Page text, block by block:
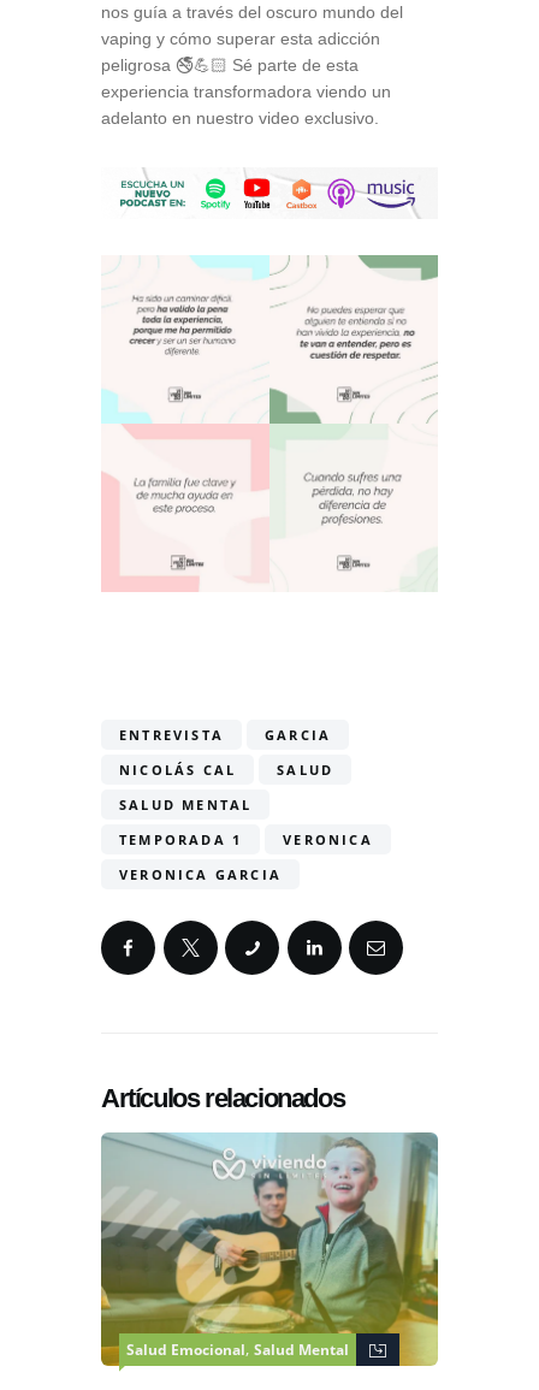
nos guía a través del oscuro mundo del
vaping y cómo superar esta adicción
peligrosa 🚭💪🏻 Sé parte de esta
experiencia transformadora viendo un
adelanto en nuestro video exclusivo.
ENTREVISTA
GARCIA
NICOLÁS CAL
SALUD
SALUD MENTAL
TEMPORADA 1
VERONICA
VERONICA GARCIA
Artículos relacionados
Salud Emocional, Salud Mental